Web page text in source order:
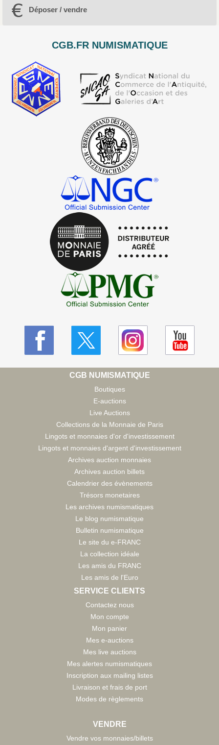
Déposer / vendre
CGB.FR NUMISMATIQUE
CGB NUMISMATIQUE
Boutiques
E-auctions
Live Auctions
Collections de la Monnaie de Paris
Lingots et monnaies d'or d'investissement
Lingots et monnaies d'argent d'investissement
Archives auction monnaies
Archives auction billets
Calendrier des évènements
Trésors monetaires
Les archives numismatiques
Le blog numismatique
Bulletin numismatique
Le site du e-FRANC
La collection idéale
Les amis du FRANC
Les amis de l'Euro
SERVICE CLIENTS
Contactez nous
Mon compte
Mon panier
Mes e-auctions
Mes live auctions
Mes alertes numismatiques
Inscription aux mailing listes
Livraison et frais de port
Modes de règlements
VENDRE
Vendre vos monnaies/billets